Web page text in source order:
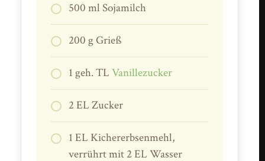
500 ml Sojamilch
200 g Grieß
1 geh. TLVanillezucker
2 EL Zucker
1 EL Kichererbsenmehl,
verrührt mit 2 EL Wasser